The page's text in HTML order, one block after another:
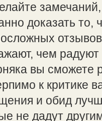
доказать то,
чем
вы сможете
к критике
и обид
не дадут